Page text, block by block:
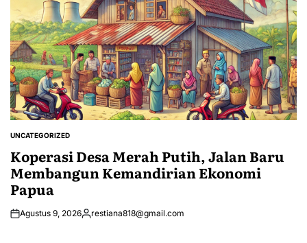
POSTED
UNCATEGORIZED
Koperasi Desa Merah Putih, Jalan Baru
Membangun Kemandirian Ekonomi
Papua
Agustus 9, 2026Posted
restiana818@gmail.com